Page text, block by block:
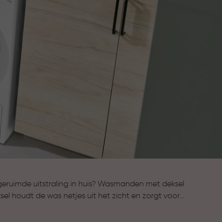
uitstraling in huis? Wasmanden met deksel
houdt de was netjes uit het zicht en zorgt voor
wilt bewaren, zoals de badkamer of